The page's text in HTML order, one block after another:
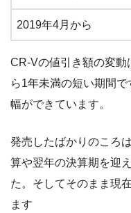
2019年4月から
CR-Vの値引き額の変
ら1年未満の短い期間
幅ができています。
発売したばかりのころ
算や翌年の決算期を迎
た。そしてそのまま現
ます